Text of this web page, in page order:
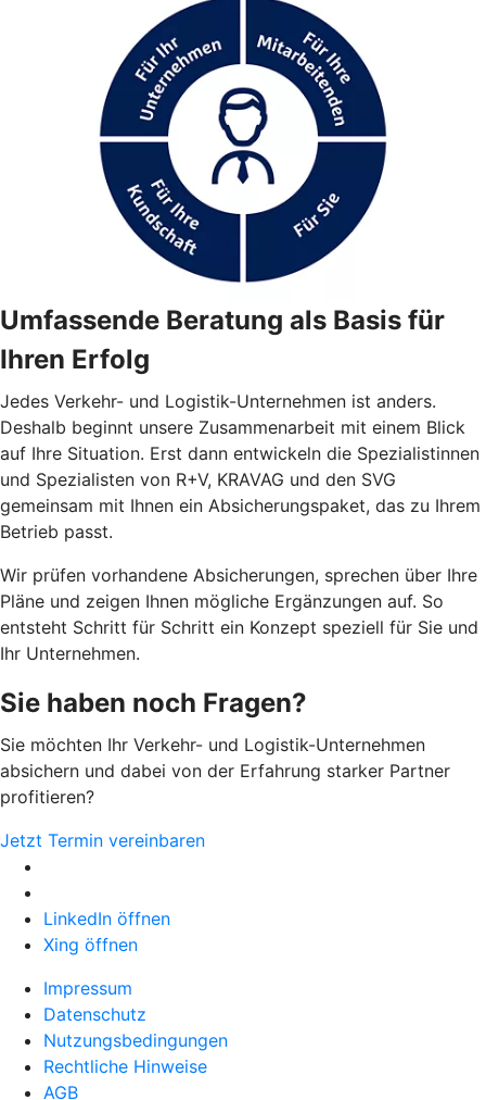
Umfassende Beratung als Basis für
Ihren Erfolg
Jedes Verkehr- und Logistik-Unternehmen ist anders.
Deshalb beginnt unsere Zusammenarbeit mit einem Blick
auf Ihre Situation. Erst dann entwickeln die Spezialistinnen
und Spezialisten von R+V, KRAVAG und den SVG
gemeinsam mit Ihnen ein Absicherungspaket, das zu Ihrem
Betrieb passt.
Wir prüfen vorhandene Absicherungen, sprechen über Ihre
Pläne und zeigen Ihnen mögliche Ergänzungen auf. So
entsteht Schritt für Schritt ein Konzept speziell für Sie und
Ihr Unternehmen.
Sie haben noch Fragen?
Sie möchten Ihr Verkehr- und Logistik-Unternehmen
absichern und dabei von der Erfahrung starker Partner
profitieren?
Jetzt Termin vereinbaren
LinkedIn öffnen
Xing öffnen
Impressum
Datenschutz
Nutzungsbedingungen
Rechtliche Hinweise
AGB